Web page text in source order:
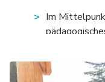
Im
Stärken
können.